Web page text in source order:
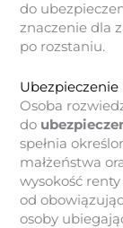
do
znaczenie dla
po rozstaniu.
Osoba
do
spełnia
małżeństwa
wysokość
od
osoby